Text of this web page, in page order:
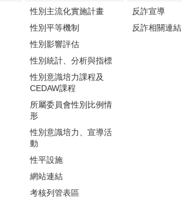
性別主流化實施計畫
性別平等機制
性別影響評估
性別統計、分析與指標
性別意識培力課程及
CEDAW課程
所屬委員會性別比例情
形
性別意識培力、宣導活
動
性平設施
網站連結
考核列管表區
反詐宣導
反詐相關連結